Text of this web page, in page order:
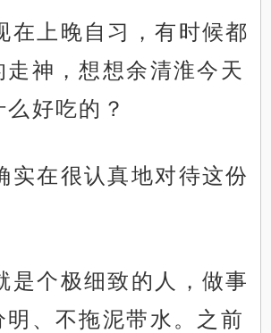
在上晚自习，有时候都
走神，想想余清淮今天
好吃的？
实在很认真地对待这份
是个极细致的人，做事
明、不拖泥带水。之前